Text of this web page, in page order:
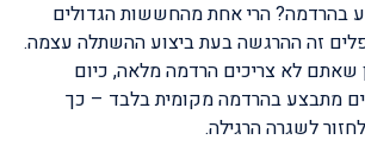
בהרדמה? הרי אחת מהחששות הגדולים
זה ההרגשה בעת ביצוע ההשתלה עצמה.
שאתם לא צריכים הרדמה מלאה, כיום
מתבצע בהרדמה מקומית בלבד – כך
לשגרה הרגילה.